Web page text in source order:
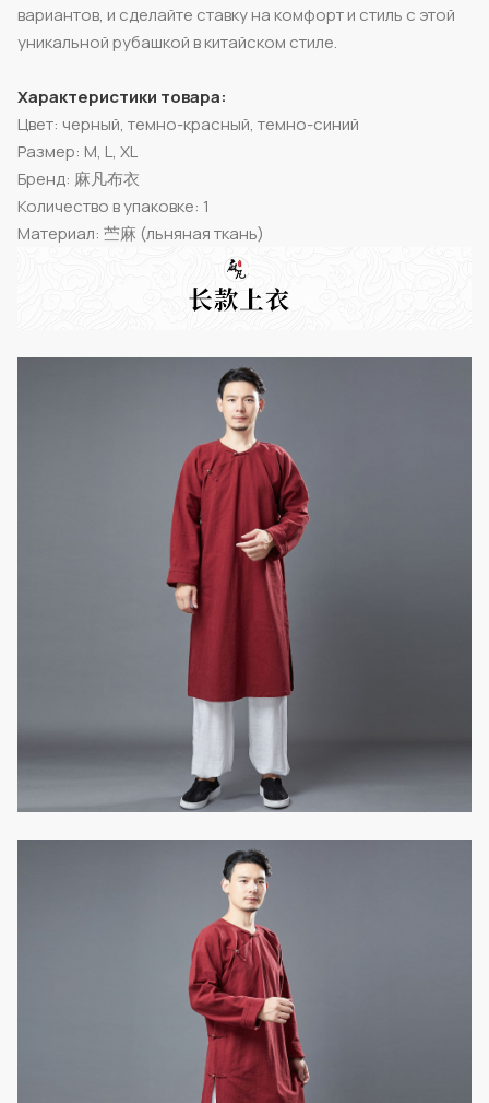
вариантов, и сделайте ставку на комфорт и стиль с этой
уникальной рубашкой в китайском стиле.
Характеристики товара:
Цвет: черный, темно-красный, темно-синий
Размер: M, L, XL
Бренд: 麻凡布衣
Количество в упаковке: 1
Материал: 苎麻 (льняная ткань)